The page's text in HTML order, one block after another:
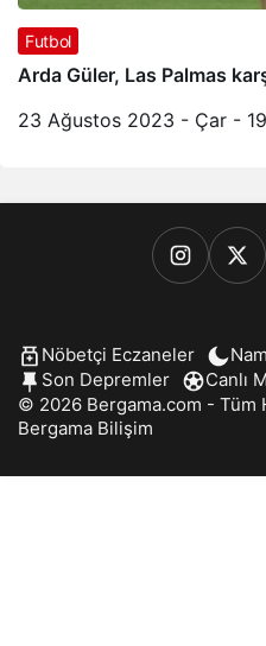
Futbol
Arda Güler, Las Palmas
23 Ağustos 2023 - Çar -
Nöbetçi Eczaneler
Son Depremler
Canlı
© 2026 Bergama.com - Tüm
Bergama Bilişim